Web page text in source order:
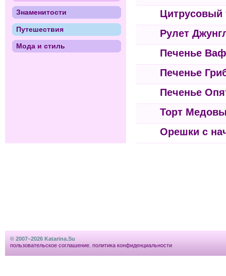
Цитрусовый
Рулет
Печенье
Печенье
Печенье
Торт
Орешки с
Знаменитости
Путешествия
Мода и стиль
© 2007–2026 Katarina.Su
пользовательское соглашение политика конфиденциальности